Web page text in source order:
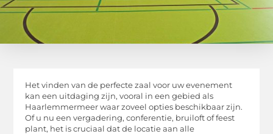
Het vinden van de perfecte zaal voor uw evenement
kan een uitdaging zijn, vooral in een gebied als
Haarlemmermeer waar zoveel opties beschikbaar zijn.
Of u nu een vergadering, conferentie, bruiloft of feest
plant, het is cruciaal dat de locatie aan alle